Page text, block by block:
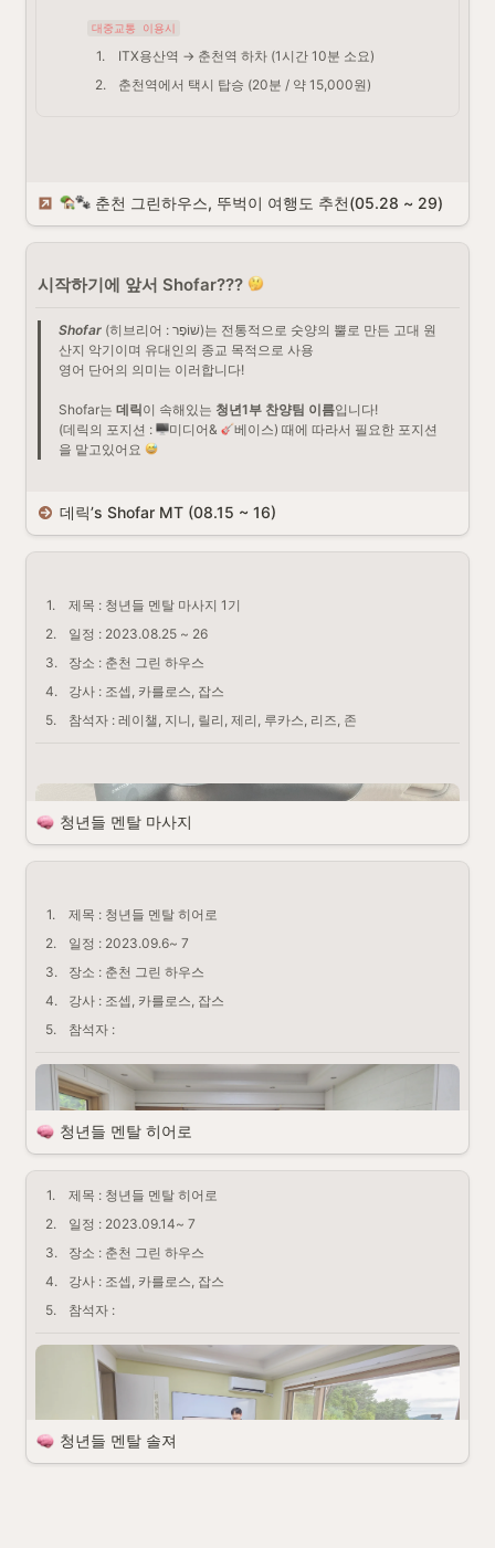
타닥타닥 빗소리는 나쁘지않게 들렸고 운치 있었다.
그린하우스의 새로운 모습을 발견한것 같다.
그저 시시콜콜한 농담 주고받으며 어느때보다 즐겁게 웃었다.
언니와 형부의 결혼기념일을 기념하여 가는 여행에 어쩌다 보니 끼어서
와서 걱정이 많았는데 여행 당일에도 비가 와서 숙소 밖을 나갈 수는 없
었지만 숙소 안에 주인을
알 수 없는 장남감과 큰 칠판이 있어서 심심할 틈이 없었습니다. 마음껏
다.
대중교통 이용시
1.
ITX용산역 → 춘천역 하차 (1시간 10분 소요)
2. 춘천역에서 택시 탑승 (20분 / 약 15,000원)
에 춘천에 도착했다. 춘천에서 20분정도 택시를 타고 이동하면 그린 하
우스에 도착하니 위치 점수 10/10
️ (춘천역에서 근처에 닭갈비 집
춘천 그린하우스, 뚜벅이 여행도 추천(05.28 ~ 29)
시작하기에 앞서 Shofar???
Shofar (히브리어 : שׁוֹפָר)는 전통적으로 숫양의 뿔로 만든 고대 원
산지 악기이며 유대인의 종교 목적으로 사용
영어 단어의 의미는 이러합니다!
Shofar는 데릭이 속해있는 청년1부 찬양팀 이름입니다!
(데릭의 포지션 :
미디어&
베이스) 때에 따라서 필요한 포지션
을 맡고있어요
제를 위해서 자연이 함께하는 그린하우스로 MT를 떠나기로
(정신없이 놀고 즐기느라 사진은 많이 못찍어 전체적인 과정
들을 담을수는 없지만 최대한 담아보도록 할게요
데릭’s Shofar MT (08.15 ~ 16)
1.
제목 : 청년들 멘탈 마사지 1기
2.
일정 : 2023.08.25 ~ 26
3.
장소 : 춘천 그린 하우스
4.
강사 : 조셉, 카를로스, 잡스
5. 참석자 : 레이챌, 지니, 릴리, 제리, 루카스, 리즈, 존
청년들 멘탈 마사지
1.
제목 : 청년들 멘탈 히어로
2.
일정 : 2023.09.6~ 7
3.
장소 : 춘천 그린 하우스
4.
강사 : 조셉, 카를로스, 잡스
5. 참석자 :
청년들 멘탈 히어로
1.
제목 : 청년들 멘탈 히어로
2.
일정 : 2023.09.14~ 7
3.
장소 : 춘천 그린 하우스
4.
강사 : 조셉, 카를로스, 잡스
5. 참석자 :
청년들 멘탈 솔져